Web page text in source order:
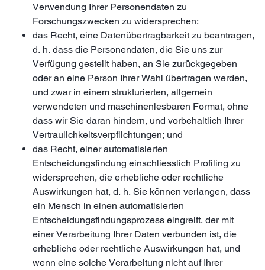
Verwendung Ihrer Personendaten zu
Forschungszwecken zu widersprechen;
das Recht, eine Datenübertragbarkeit zu beantragen,
d. h. dass die Personendaten, die Sie uns zur
Verfügung gestellt haben, an Sie zurückgegeben
oder an eine Person Ihrer Wahl übertragen werden,
und zwar in einem strukturierten, allgemein
verwendeten und maschinenlesbaren Format, ohne
dass wir Sie daran hindern, und vorbehaltlich Ihrer
Vertraulichkeitsverpflichtungen; und
das Recht, einer automatisierten
Entscheidungsfindung einschliesslich Profiling zu
widersprechen, die erhebliche oder rechtliche
Auswirkungen hat, d. h. Sie können verlangen, dass
ein Mensch in einen automatisierten
Entscheidungsfindungsprozess eingreift, der mit
einer Verarbeitung Ihrer Daten verbunden ist, die
erhebliche oder rechtliche Auswirkungen hat, und
wenn eine solche Verarbeitung nicht auf Ihrer